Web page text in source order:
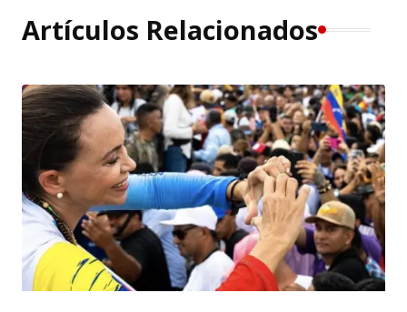
Artículos Relacionados